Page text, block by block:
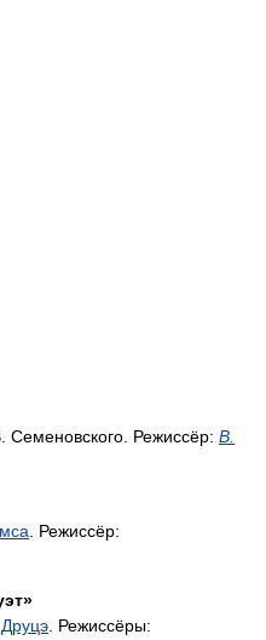
Режиссёр: В.
. Режиссёр:
. Режиссёры: